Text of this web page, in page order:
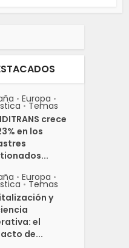
• Europa •
• Temas
crece
en los
• Europa •
• Temas
y
el
de...